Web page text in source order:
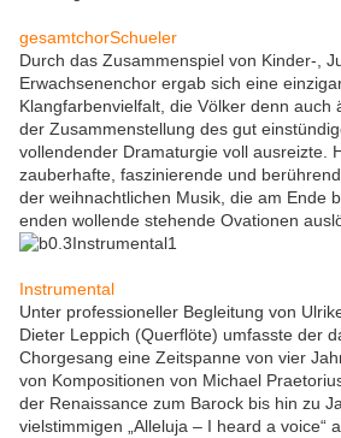
gesamtchorSchueler
Durch das Zusammenspiel von Kinder-,
Erwachsenenchor ergab sich eine
Klangfarbenvielfalt, die Völker denn auch
der Zusammenstellung des gut
vollendender Dramaturgie voll ausreizte.
zauberhafte, faszinierende und
der weihnachtlichen Musik, die am Ende
enden wollende stehende Ovationen
Instrumental
Unter professioneller Begleitung von
Dieter Leppich (Querflöte) umfasste der
Chorgesang eine Zeitspanne von vier
von Kompositionen von Michael
der Renaissance zum Barock bis hin zu
vielstimmigen „Alleluja – I heard a voice“